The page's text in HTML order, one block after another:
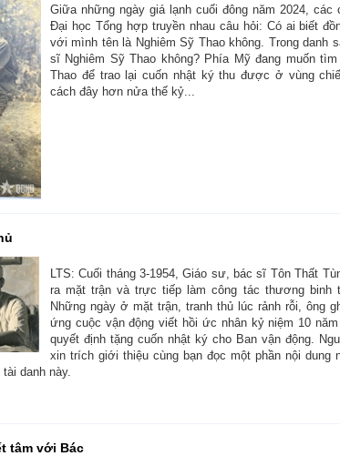
Giữa những ngày giá lạnh cuối đông năm 2024,
Đại học Tổng hợp truyền nhau câu hỏi: Có ai biết
với mình tên là Nghiêm Sỹ Thao không. Trong danh
sĩ Nghiêm Sỹ Thao không? Phía Mỹ đang muốn
Thao để trao lại cuốn nhật ký thu được ở vùng
cách đây hơn nửa thế kỷ...
LTS: Cuối tháng 3-1954, Giáo sư, bác sĩ Tôn Thất
ra mặt trận và trực tiếp làm công tác thương binh
Những ngày ở mặt trận, tranh thủ lúc rảnh rỗi, ông
ứng cuộc vận động viết hồi ức nhân kỷ niệm 10
quyết định tặng cuốn nhật ký cho Ban vận động.
xin trích giới thiệu cùng bạn đọc một phần nội dung
danh này.
tâm với Bác